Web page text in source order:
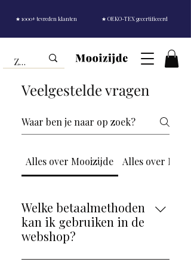
★ 1000+ tevreden klanten ★ OEKO-TEX gecertificeerd
Veelgestelde vragen
Alles over Mooizijde Alles over
Welke betaalmethoden
kan ik gebruiken in de
webshop?
Bij Mooizijde kun je veilig en